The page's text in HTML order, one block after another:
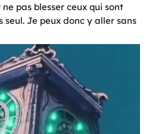
pas blesser ceux qui sont
seul. Je peux donc y aller sans